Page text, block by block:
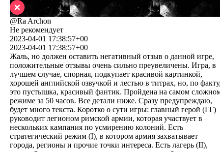
@Ra Archon
Не рекомендует
2023-04-01 17:38:57+00
2023-04-01 17:38:57+00
Жаль, но должен оставить негативный отзыв о данной игре,
положительные отзывы очень сильно преувеличены. Игра, в
лучшем случае, спорная, подкупает красивой картинкой,
хорошей английской озвучкой и лестью в титрах, но, по
это пустышка, красивый фантик. Пройдена на самом
режиме за 50 часов. Все детали ниже. Сразу предупреждаю,
будет много текста. Коротко о сути игры: главный герой (ГГ)
руководит легионом римской армии, которая участвует в
нескольких кампания по усмирению колоний. Есть
стратегический режим (I), в котором армия захватывает
города, регионы и прочие точки интереса. Есть лагерь (II),